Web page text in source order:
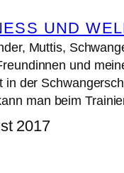
UND
Muttis,
und
der
man beim
2017